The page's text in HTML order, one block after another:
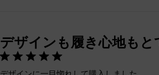
デザインも履き心地もと